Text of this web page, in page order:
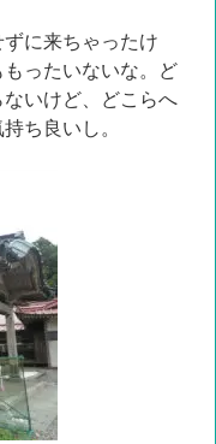
に来ちゃったけ
ったいないな。ど
いけど、どこらへ
ち良いし。